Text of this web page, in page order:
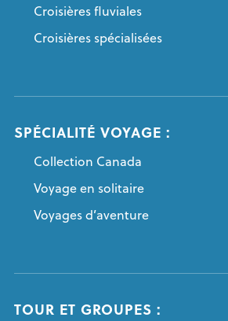
Croisières fluviales
Croisières spécialisées
SPÉCIALITÉ VOYAGE :
Collection Canada
Voyage en solitaire
Voyages d’aventure
TOUR ET GROUPES :